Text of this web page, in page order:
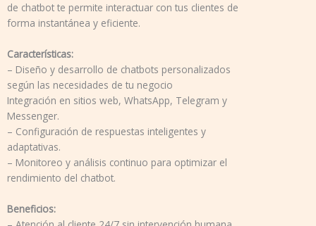
de chatbot te permite interactuar con tus clientes de
forma instantánea y eficiente.
Características:
– Diseño y desarrollo de chatbots personalizados
según las necesidades de tu negocio
Integración en sitios web, WhatsApp, Telegram y
Messenger.
– Configuración de respuestas inteligentes y
adaptativas.
– Monitoreo y análisis continuo para optimizar el
rendimiento del chatbot.
Beneficios: